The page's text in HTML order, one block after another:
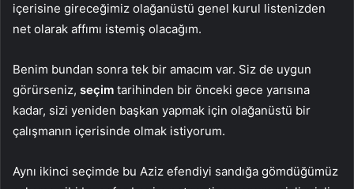
içerisine gireceğimiz olağanüstü genel kurul listenizden
net olarak affımı istemiş olacağım.
Benim bundan sonra tek bir amacım var. Siz de uygun
görürseniz, seçim tarihinden bir önceki gece yarısına
kadar, sizi yeniden başkan yapmak için olağanüstü bir
çalışmanın içerisinde olmak istiyorum.
Aynı ikinci seçimde bu Aziz efendiyi sandığa gömdüğümüz